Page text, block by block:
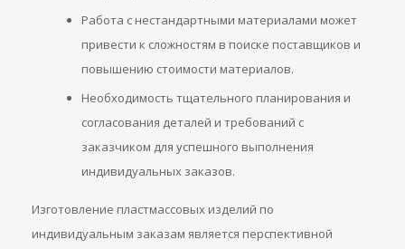
Работа с нестандартными материалами может
привести к сложностям в поиске поставщиков и
повышению стоимости материалов.
Необходимость тщательного планирования и
согласования деталей и требований с
заказчиком для успешного выполнения
индивидуальных заказов.
Изготовление пластмассовых изделий по
индивидуальным заказам является перспективной